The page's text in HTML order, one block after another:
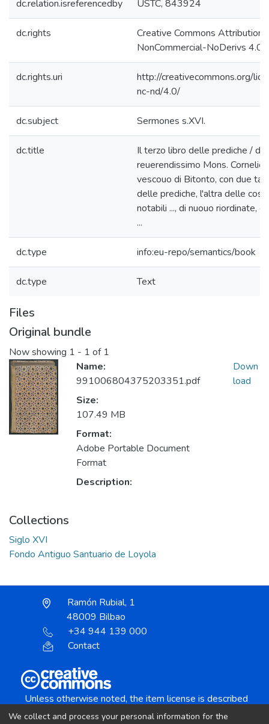
dc.relation.isreferencedby USTC, 843924
dc.rights
Creative Commons Attribution-
NonCommercial-NoDerivs 4.0
dc.rights.uri
http://creativecommons.org/
nc-nd/4.0/
dc.subject Sermones s.XVI.
dc.title
Il terzo libro delle prediche / del
reuerendissimo Mons. Cornelio
vescouo di Bitonto, con due
delle prediche, l'altra delle
notabili ..., di nuouo riordinate,
...
dc.type info:eu-repo/semantics/book
dc.type Text
Files
Original bundle
Now showing 1 - 1 of 1
Name:
991006804375203351.pdf
Size:
107.49 MB
Format:
Adobe Portable Document
Format
Description:
Down
load
Collections
Siglo XVI
Fondo Antiguo Santuario de Loyola
Ramón Rubial, 1
48009 Bilbao
+34 944 139 000
Contact
Unless otherwise noted, the item license is described
We collect and process your personal information for the